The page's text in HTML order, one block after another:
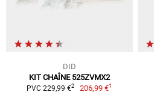
DID
KIT CHAÎNE 525ZVMX2
PVC 229,99 €2 206,99 €1